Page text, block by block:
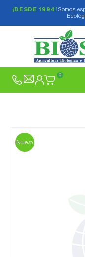
¡DESDE 1994! Somos
0
Nuevo